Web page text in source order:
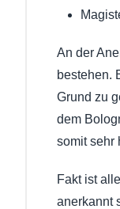
An der
bestehen.
Grund zu
dem
somit sehr
Fakt ist
anerkannt